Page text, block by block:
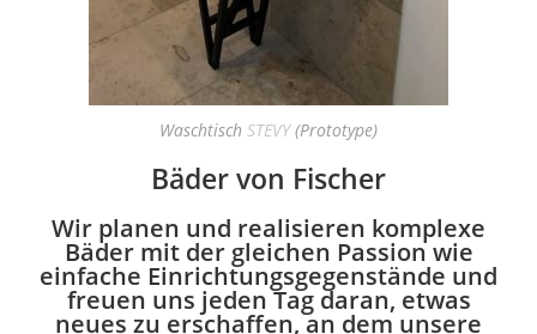
Waschtisch STEVY(Prototype)
Bäder von Fischer
Wir planen und realisieren komplexe
Bäder mit der gleichen Passion wie
einfache Einrichtungsgegenstände und
freuen uns jeden Tag daran, etwas
neues zu erschaffen, an dem unsere